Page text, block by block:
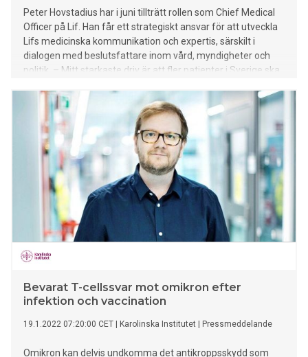
Peter Hovstadius har i juni tillträtt rollen som Chief Medical
Officer på Lif. Han får ett strategiskt ansvar för att utveckla
Lifs medicinska kommunikation och expertis, särskilt i
dialogen med beslutsfattare inom vård, myndigheter och
politik. – Mitt starkaste driv är att fler patienter i Sverige ska
det ska bli möjligt behöver vi ett system som bättre förstår
och tar till vara på värdet av medicinsk innovation. Life
science är inte bara en motor för vårdens utveckling – det är
också en nyckel till samhällsekonomisk styrka och långsiktig
hälsa i befolkningen, säger Peter Hovstadius. Peter
Hovstadius är läkare, specialist i klinisk farmakologi och
disputerad inom läkemedelsutveckling. Han har varit
verksam som medicinsk chef i över två decennier, bland
annat inom Roche, MSD och Novartis. Han har därmed byggt
upp ett omfattande nätverk inom både hälso- och
sjukvården, läkemedelsbranschen och akademin. Parallellt
med sit
Bevarat T-cellssvar mot omikron efter
infektion och vaccination
19.1.2022 07:20:00 CET Karolinska Institutet Pressmeddelande
Omikron kan delvis undkomma det antikroppsskydd som